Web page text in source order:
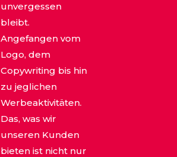
unvergessen
bleibt.
Angefangen vom
Logo, dem
Copywriting bis hin
zu jeglichen
Werbeaktivitäten.
Das, was wir
unseren Kunden
bieten ist nicht nur